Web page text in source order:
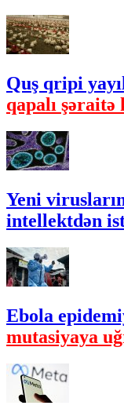
Quş qripi
qapalı
Yeni
intellektdən
Ebola
mutasiyaya